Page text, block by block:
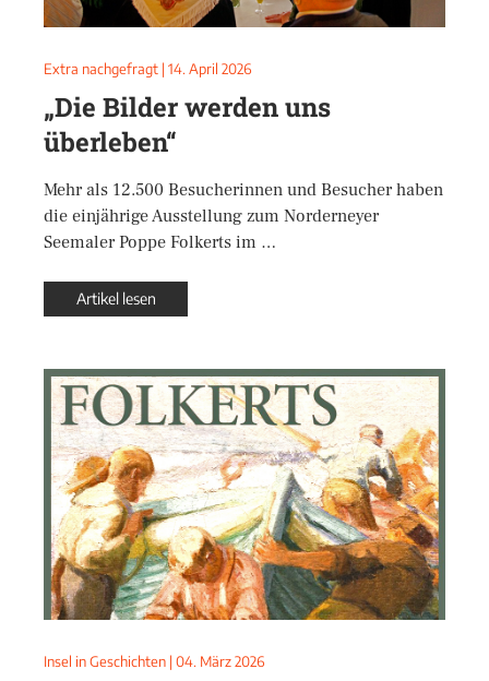
Extra nachgefragt | 14. April 2026
„Die Bilder werden uns
überleben“
Mehr als 12.500 Besucherinnen und Besucher haben
die einjährige Ausstellung zum Norderneyer
Seemaler Poppe Folkerts im …
Artikel lesen
Insel in Geschichten | 04. März 2026